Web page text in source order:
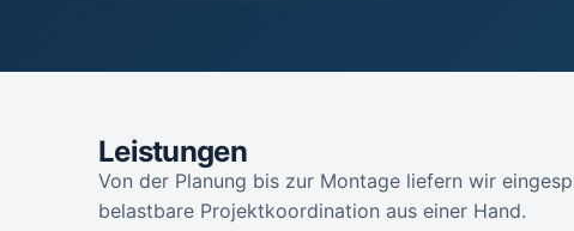
Leistungen
Von der Planung bis zur Montage liefern wir
belastbare Projektkoordination aus einer Hand.